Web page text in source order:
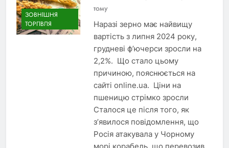
ЗОВНІШНЯ
ТОРГІВЛЯ
тому
Наразі зерно має найвищу
вартість з липня 2024 року,
грудневі ф’ючерси зросли на
2,2%. Що стало цьому
причиною, пояснюється на
сайті online.ua. Ціни на
пшеницю стрімко зросли
Сталося це після того, як
з’явилося повідомлення, що
Росія атакувала у Чорному